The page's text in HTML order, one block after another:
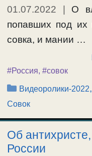
01.07.2022
О
попавших под их
совка, и мании …
#Россия, #совок
Рубрики
Видеоролики-2022,
Совок
Об
России